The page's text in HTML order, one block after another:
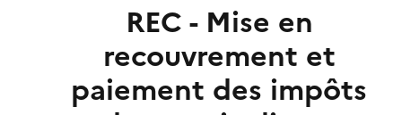
REC - Mise en
recouvrement et
paiement des impôts